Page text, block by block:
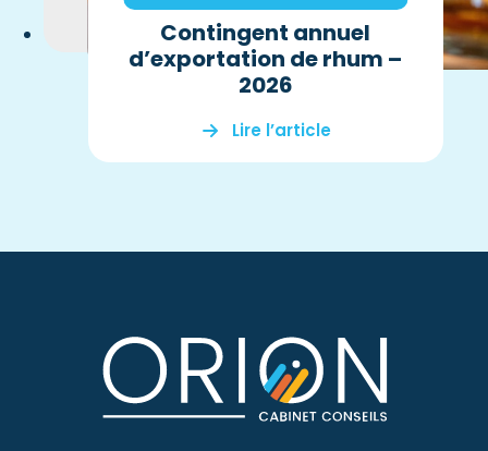
Contingent annuel
d’exportation de rhum –
2026
Lire l’article